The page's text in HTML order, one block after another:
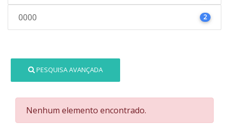
0000 2
PESQUISA AVANÇADA
Nenhum elemento encontrado.